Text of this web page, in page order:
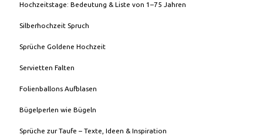
Hochzeitstage: Bedeutung & Liste von 1–75 Jahren
Silberhochzeit Spruch
Sprüche Goldene Hochzeit
Servietten Falten
Folienballons Aufblasen
Bügelperlen wie Bügeln
Sprüche zur Taufe – Texte, Ideen & Inspiration